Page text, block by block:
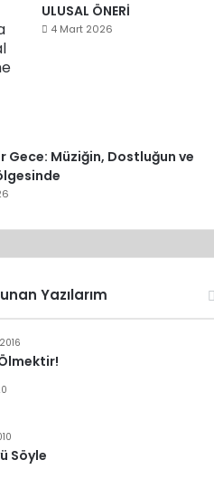
ULUSAL ÖNERİ
4 Mart 2026
Gece: Müziğin, Dostluğun ve
Yazılarım
Söyle